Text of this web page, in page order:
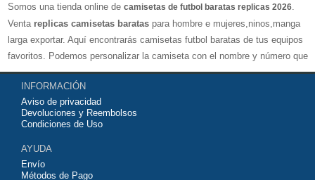
Somos una tienda online de camisetas de futbol baratas replicas 2026
Venta replicas camisetas baratas para hombre e mujeres,ninos,manga
larga exportar. Aquí encontrarás camisetas futbol baratas de tus equipos
favoritos. Podemos personalizar la camiseta con el nombre y número que
quieras. Nuestrascamisetas de futbol replicasson de máxima calidad
tailandesa por lo que estamos convencidos que quedarás muy satisfecho
con ella. Estas camisetas tienen un tejido transpirable por lo que te
servirán para jugar al fútbol o simplemente para animar a tu equipo
contáctanos y haremos lo posible para conseguirtela lo más barata
posible.
INFORMACIÓN
Aviso de privacidad
Devoluciones y Reembolsos
Condiciones de Uso
AYUDA
Envío
Métodos de Pago